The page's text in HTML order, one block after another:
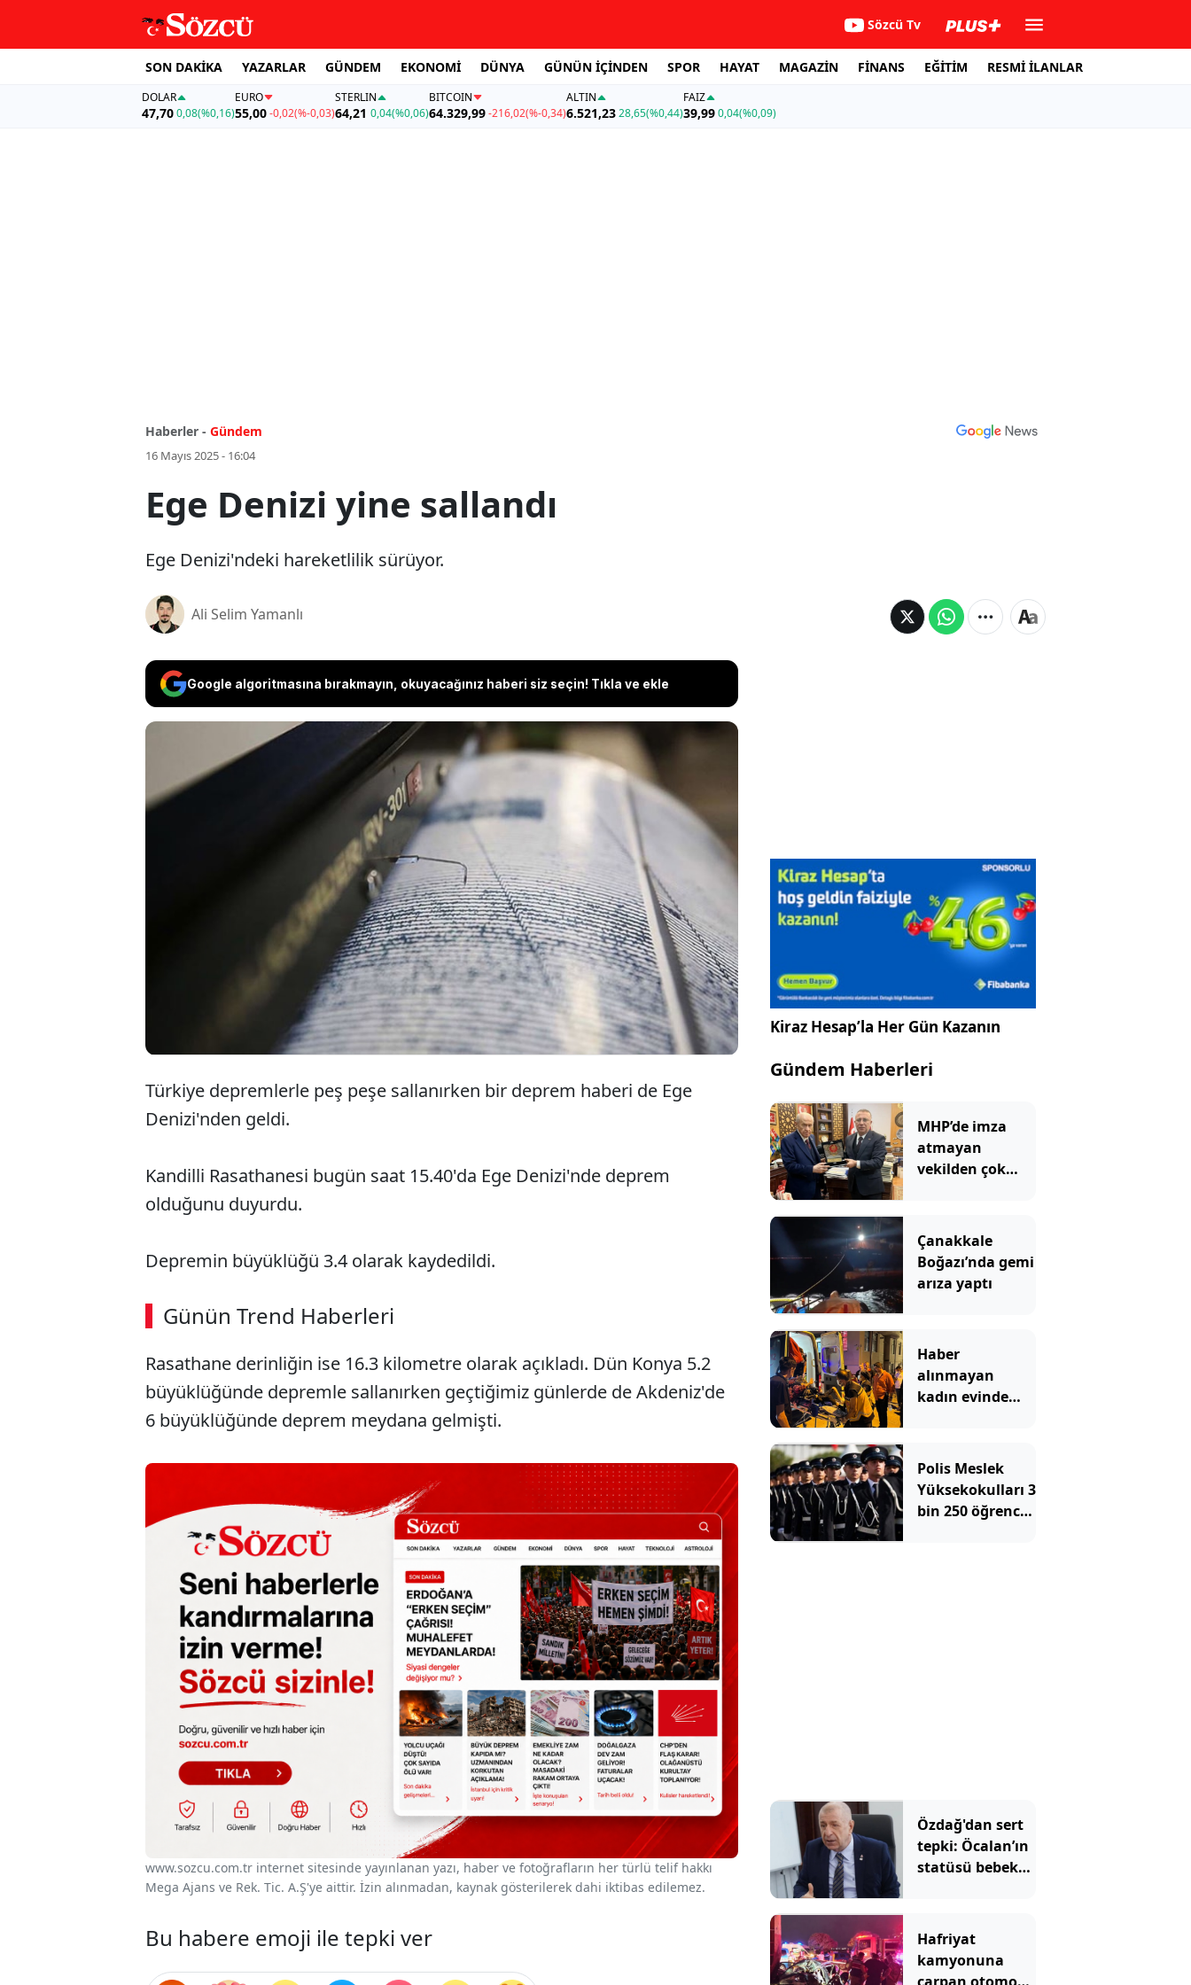
Sözcü Tv
SON DAKİKA YAZARLAR GÜNDEM EKONOMİ DÜNYA GÜNÜN İÇİNDEN SPOR HAYAT MAGAZİN FİNANS EĞİTİM RESMİ İLANLAR
DOLAR
47,700,08(%0,16)
EURO
55,00 -0,02(%-0,03)
STERLIN
64,21 0,04(%0,06)
BITCOIN
64.329,99-216,02(%-0,34)
ALTIN
6.521,2328,65(%0,44)
FAİZ
39,990,04(%0,09)
Haberler - Gündem
16 Mayıs 2025 - 16:04
Ege Denizi yine sallandı
Ege Denizi'ndeki hareketlilik sürüyor.
Ali Selim Yamanlı
Google algoritmasına bırakmayın, okuyacağınız haberi siz seçin! Tıkla ve ekle
Ege Denizi'ndeki
hareketlilik sürüyor.
Türkiye depremlerle peş peşe sallanırken bir deprem haberi de Ege
Denizi'nden geldi.
Kandilli Rasathanesi bugün saat 15.40'da Ege Denizi'nde deprem
olduğunu duyurdu.
Depremin büyüklüğü 3.4 olarak kaydedildi.
Günün Trend Haberleri
00:02 / 09:08
Sesi Aç
Rasathane derinliğin ise 16.3 kilometre olarak açıkladı. Dün Konya 5.2
büyüklüğünde depremle sallanırken geçtiğimiz günlerde de Akdeniz'de
6 büyüklüğünde deprem meydana gelmişti.
www.sozcu.com.tr internet sitesinde yayınlanan yazı, haber ve fotoğrafların her türlü telif hakkı
Mega Ajans ve Rek. Tic. A.Ş'ye aittir. İzin alınmadan, kaynak gösterilerek dahi iktibas edilemez.
Bu habere emoji ile tepki ver
Kiraz Hesap’la Her Gün Kazanın
Gündem Haberleri
MHP’de imza
atmayan
vekilden çok
canım var
Çanakkale
Boğazı’nda gemi
arıza yaptı
Haber
alınmayan
kadın evinde
bulundu
Polis Meslek
Yüksekokulları 3
bin 250 öğrenci
Özdağ'dan sert
tepki: Öcalan’ın
statüsü bebek
Hafriyat
kamyonuna